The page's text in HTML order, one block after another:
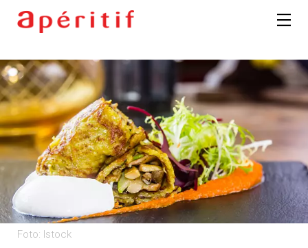
Foto: Istock